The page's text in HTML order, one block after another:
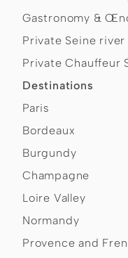
Gastronomy &
Private Seine
Private Chauffeur
Destinations
Paris
Bordeaux
Burgundy
Champagne
Loire Valley
Normandy
Provence and